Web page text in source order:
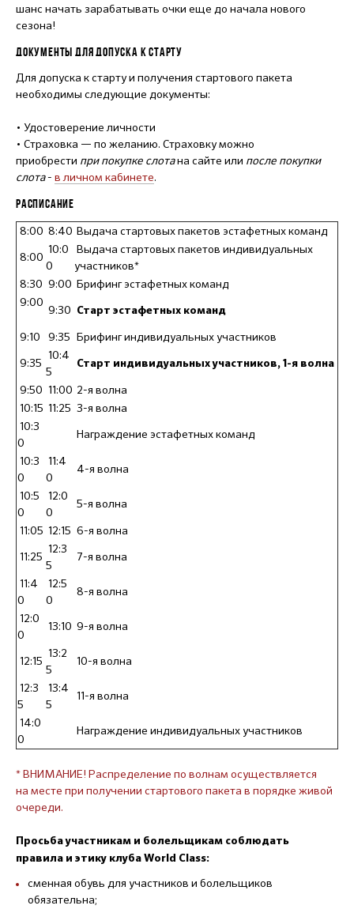
шанс начать зарабатывать очки еще до начала нового
сезона!
ДОКУМЕНТЫ ДЛЯ ДОПУСКА К СТАРТУ
Для допуска к старту и получения стартового пакета
необходимы следующие документы:
• Удостоверение личности
• Страховка — по желанию. Страховку можно
приобрести при покупке слотана сайте или после покупки
слота- в личном кабинете.
РАСПИСАНИЕ
8:00 8:40 Выдача стартовых пакетов эстафетных команд
8:00
10:0
0
Выдача стартовых пакетов индивидуальных
участников*
8:30 9:00 Брифинг эстафетных команд
9:00
9:30 Старт эстафетных команд
9:10 9:35 Брифинг индивидуальных участников
9:35
10:4
5
Старт индивидуальных участников, 1-я волна
9:50 11:00 2-я волна
10:15 11:25 3-я волна
10:3
0
Награждение эстафетных команд
10:3
0
11:4
0
4-я волна
10:5
0
12:0
0
5-я волна
11:05 12:15 6-я волна
11:25
12:3
5
7-я волна
11:4
0
12:5
0
8-я волна
12:0
0
13:10 9-я волна
12:15
13:2
5
10-я волна
12:3
5
13:4
5
11-я волна
14:0
0
Награждение индивидуальных участников
* ВНИМАНИЕ! Распределение по волнам осуществляется
на месте при получении стартового пакета в порядке живой
очереди.
Просьба участникам и болельщикам соблюдать
правила и этику клуба World Class:
сменная обувь для участников и болельщиков
обязательна;